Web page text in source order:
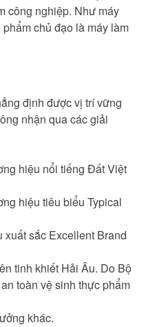
công nghiệp. Như máy
chủ đạo là máy làm
định được vị trí vững
nhận qua các giải
hiệu nổi tiếng Đất Việt
hiệu tiêu biểu Typical
sắc Excellent Brand
tinh khiết Hải Âu. Do Bộ
toàn vệ sinh thực phẩm
khác.